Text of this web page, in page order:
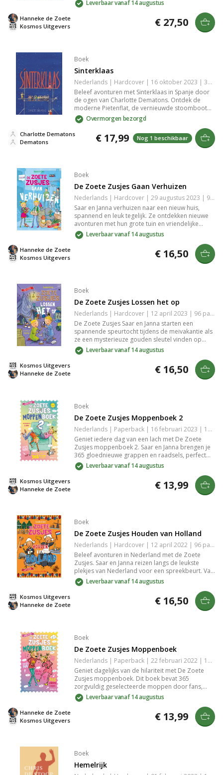
voor plezier in de keuken. Ideaal als cadeau voor
kinderen die graag bakken voor elke feestelijke
Leverbaar vanaf 14 augustus
Kosmos Uitgevers
Hanneke de Zoete € 27,50
Boek
Sinterklaas
Nederlands | Hardcover | 16 oktober 2023 | 36 pagina's | 9789083340777
Beleef avonturen met Sinterklaas in Spanje door
de ogen van Charlotte Dematons. Ontdek de
moderne Pietenflat, de vernieuwde stoomboot
en de Hulppieten-training. Met prachtige prenten
en verhalen biedt dit boek een hedendaagse kijk
op de wereld van Sinterklaas, compleet met
speelse details zoals de kat Witje.
Overmorgen bezorgd
Dematons
Charlotte Dematons € 17,99 Nog 1 beschikbaar
Boek
De Zoete Zusjes Gaan Verhuizen
Nederlands | Hardcover | 29 augustus 2023 | 96 pagina's | 9789043928281
Saar en Janna verhuizen naar een nieuw huis,
spannend en leuk tegelijk. Ze ontdekken nieuwe
avonturen met hun grote tuin en vriendelijke
buren, inclusief ondeugende buurjongens
waarmee ze een coole boomhut bouwen. Perfect
voorleesboek voor kinderen vanaf 4 jaar, kleurrijk
geïllustreerd en met glitter op de kaft.
Leverbaar vanaf 14 augustus
Kosmos Uitgevers
Hanneke de Zoete € 16,50
Boek
De Zoete Zusjes Lossen het op
Nederlands | Hardcover | 12 april 2023 | 96 pagina's | 9789043926546
De Zoete Zusjes Saar en Janna starten een
spannende speurtocht tijdens de meivakantie als
ze een mysterieuze gouden sleutel vinden op
zolder. Een hartverwarmend en avontuurlijk
(voorlees)boek vol raadsels, prachtig
nieuwsgierige kinderen die van avontuur en
Leverbaar vanaf 14 augustus
Hanneke de Zoete
Kosmos Uitgevers € 16,50
Boek
De Zoete Zusjes Moppenboek 2
Nederlands | Paperback | 16 februari 2023 | 144 pagina's | 9789043926430
Geniet iedere dag van een lach met De Zoete
Zusjes moppenboek 2. Saar en Janna brengen je
365 gloednieuwe grappen en raadsels, perfect
voor uren plezier. Met hilarische tekeningen van
Iris Boter is dit boek hét cadeau voor kinderen
verjaardag, diploma is of gewoon zomaar.
Leverbaar vanaf 14 augustus
Hanneke de Zoete
Kosmos Uitgevers € 13,99
Boek
De Zoete Zusjes Houden van Holland
Nederlands | Hardcover | 12 april 2022 | 96 pagina's | 9789043923378
Beleef avonturen in Nederland met de Zoete
Zusjes. Saar en Janna reizen langs de leukste
plekjes van Nederland voor een spreekbeurt. Van
fierljeppen tot achtbanen, dit boek met illustraties
van Iris Boter is een feest om voor te lezen of zelf
te lezen. Perfect cadeau voor nieuwsgierige
Leverbaar vanaf 14 augustus
Hanneke de Zoete
Kosmos Uitgevers € 16,50
Boek
De Zoete Zusjes Moppenboek
Nederlands | Paperback | 22 februari 2022 | 144 pagina's | 9789043923309
Geniet dagelijks van de hilariteit met De Zoete
Zusjes moppenboek. Dit boek bevat 365
zorgvuldig geselecteerde moppen door fans,
vergezeld van grappige illustraties. Ideaal voor
kinderen die dol zijn op lachen. Bekroond met
een Gouden Boek, het perfecte cadeau voor elke
Leverbaar vanaf 14 augustus
Kosmos Uitgevers
Hanneke de Zoete € 13,99
Boek
Hemelrijk